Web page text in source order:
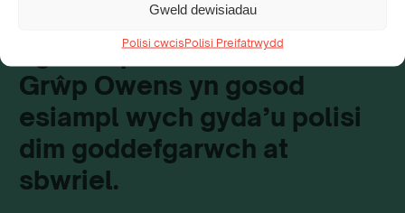
Gweld dewisiadau
Polisi cwcisPolisi Preifatrwydd
gwlad hardd fod ar frig
agenda pob busnes ac mae
Grŵp Owens yn gosod
esiampl wych gyda’u polisi
dim goddefgarwch at
sbwriel.